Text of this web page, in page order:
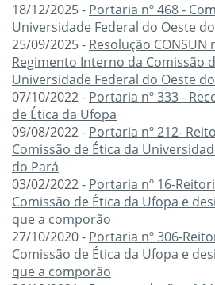
18/12/2025 - Portaria nº 468 -
Universidade Federal do Oeste
25/09/2025 - Resolução CONSUN
Regimento Interno da Comissão
Universidade Federal do Oeste
07/10/2022 - Portaria nº 333 -
de Ética da Ufopa
09/08/2022 - Portaria nº 212-
Comissão de Ética da
do Pará
03/02/2022 - Portaria nº 16-
Comissão de Ética da Ufopa e
que a comporão
27/10/2020 - Portaria nº 306-
Comissão de Ética da Ufopa e
que a comporão